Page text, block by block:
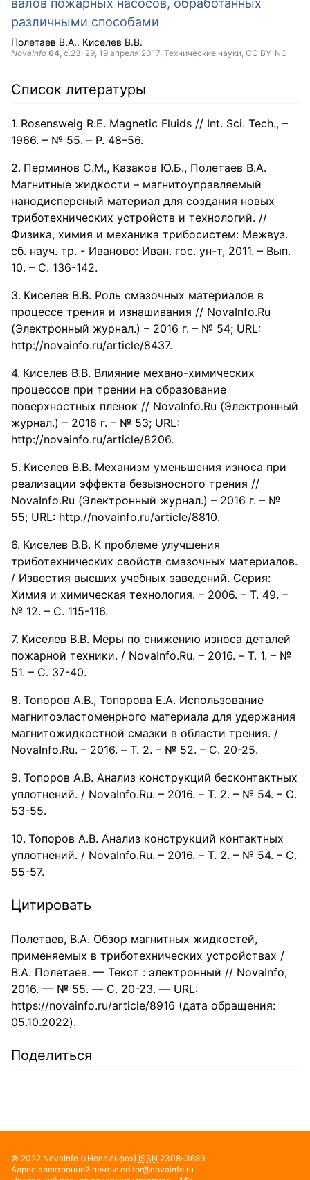
валов пожарных насосов, обработанных
различными способами
Полетаев В.А. Киселев В.В.
NovaInfo 64, с.23-29, 19 апреля 2017, Технические науки, CC BY-NC
Список литературы
Rosensweig R.E. Magnetic Fluids // Int. Sci. Tech., –
1966. – № 55. – Р. 48–56.
Перминов С.М., Казаков Ю.Б., Полетаев В.А.
Магнитные жидкости – магнитоуправляемый
нанодисперсный материал для создания новых
триботехнических устройств и технологий. //
Физика, химия и механика трибосистем: Межвуз.
cб. науч. тр. - Иваново: Иван. гос. ун-т, 2011. – Вып.
10. – С. 136-142.
Киселев В.В. Роль смазочных материалов в
процессе трения и изнашивания // NovaInfo.Ru
(Электронный журнал.) – 2016 г. – № 54; URL:
http://novainfo.ru/article/8437.
Киселев В.В. Влияние механо-химических
процессов при трении на образование
поверхностных пленок // NovaInfo.Ru (Электронный
журнал.) – 2016 г. – № 53; URL:
http://novainfo.ru/article/8206.
Киселев В.В. Механизм уменьшения износа при
реализации эффекта безызносного трения //
NovaInfo.Ru (Электронный журнал.) – 2016 г. – №
55; URL: http://novainfo.ru/article/8810.
Киселев В.В. К проблеме улучшения
триботехнических свойств смазочных материалов.
/ Известия высших учебных заведений. Серия:
Химия и химическая технология. – 2006. – Т. 49. –
№ 12. – С. 115-116.
Киселев В.В. Меры по снижению износа деталей
пожарной техники. / NovaInfo.Ru. – 2016. – Т. 1. – №
51. – С. 37-40.
Топоров А.В., Топорова Е.А. Использование
магнитоэластоменрного материала для удержания
магнитожидкостной смазки в области трения. /
NovaInfo.Ru. – 2016. – Т. 2. – № 52. – С. 20-25.
Топоров А.В. Анализ конструкций бесконтактных
уплотнений. / NovaInfo.Ru. – 2016. – Т. 2. – № 54. – С.
53-55.
Топоров А.В. Анализ конструкций контактных
уплотнений. / NovaInfo.Ru. – 2016. – Т. 2. – № 54. – С.
55-57.
Цитировать
Полетаев, В.А. Обзор магнитных жидкостей,
применяемых в триботехнических устройствах /
В.А. Полетаев. — Текст : электронный // NovaInfo,
2016. — № 55. — С. 20-23. — URL:
https://novainfo.ru/article/8916 (дата обращения:
05.10.2022).
Поделиться
© 2022 NovaInfo («НоваИнфо») ISSN 2308-3689
Адрес электронной почты: editor@novainfo.ru